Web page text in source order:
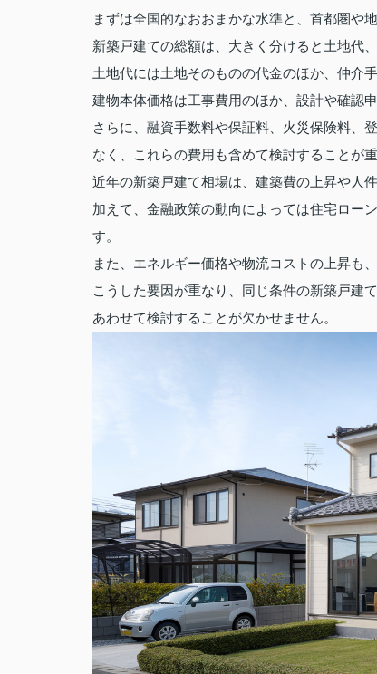
まずは全国的なおおまかな水準と、首都圏や
新築戸建ての総額は、大きく分けると土地代
土地代には土地そのものの代金のほか、仲介
建物本体価格は工事費用のほか、設計や確認
さらに、融資手数料や保証料、火災保険料、
なく、これらの費用も含めて検討することが重
近年の新築戸建て相場は、建築費の上昇や人
加えて、金融政策の動向によっては住宅ロー
す。
また、エネルギー価格や物流コストの上昇も
こうした要因が重なり、同じ条件の新築戸建
あわせて検討することが欠かせません。